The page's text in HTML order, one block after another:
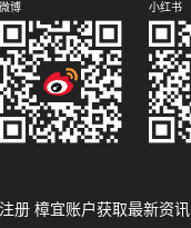
博 小红书
册 樟宜账户获取最新资讯